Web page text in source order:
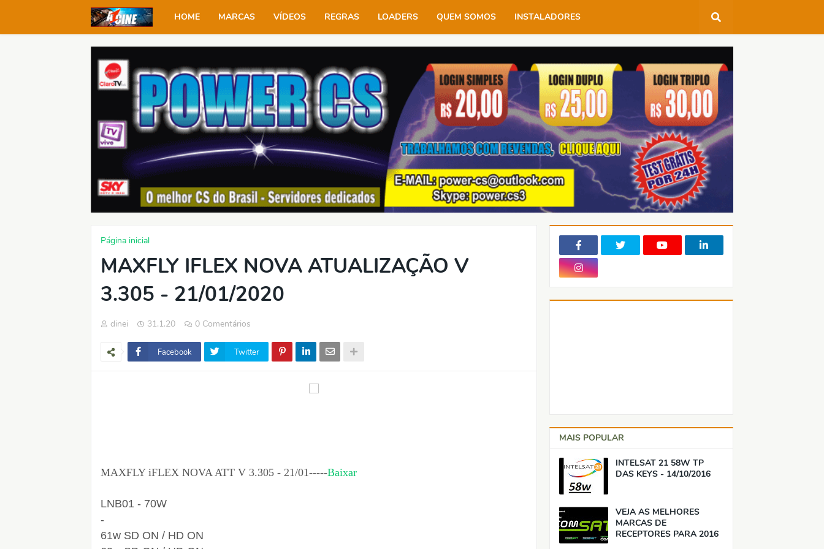
HOME MARCAS VÍDEOS REGRAS LOADERS QUEM SOMOS INSTALADORES
Página inicial
MAXFLY IFLEX NOVA ATUALIZAÇÃO V
3.305 - 21/01/2020
dinei 31.1.20 0 Comentários
Facebook Twitter
MAXFLY iFLEX NOVA ATT V 3.305 - 21/01-----Baixar
LNB01 - 70W
-
61w SD ON / HD ON
MAIS POPULAR
INTELSAT 21 58W TP
DAS KEYS - 14/10/2016
VEJA AS MELHORES
MARCAS DE
RECEPTORES PARA 2016